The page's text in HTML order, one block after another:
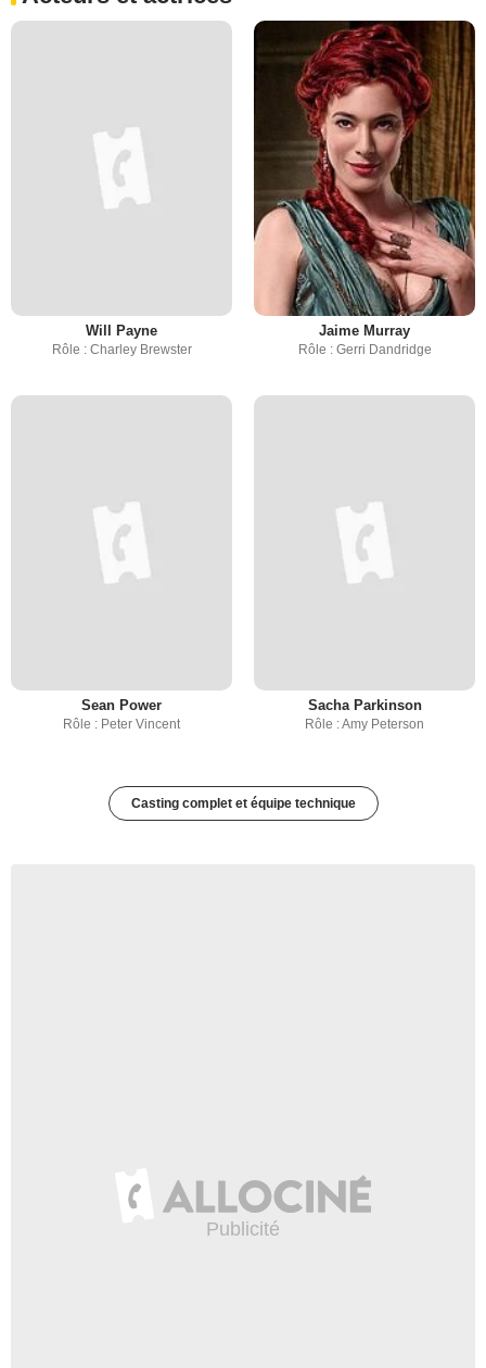
Will Payne
Rôle : Charley Brewster
Jaime Murray
Rôle : Gerri Dandridge
Sean Power
Rôle : Peter Vincent
Sacha Parkinson
Rôle : Amy Peterson
Casting complet et équipe technique